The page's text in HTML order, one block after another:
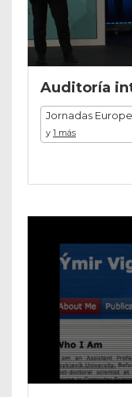
Auditoría
Jornadas
y 1 más